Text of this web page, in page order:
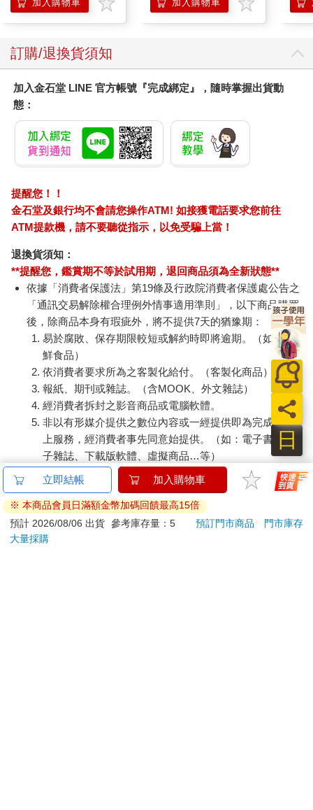
Ｑ目前在地球上的人有第一次投生到地球來的嗎？
Ｑ從這個世界轉世到另一個世界時，靈會保留祂在這個世界獲得
的智慧嗎？
靈：「一定會，智慧是不會失去的．只是取決於其進步程度和肉
身性質，也許無法用同樣的方式顯現智慧。」
Ｑ靈能自行選擇要居住於哪個新世界嗎？
靈：「不是每次都能選擇，但可以提出要求，前提是要達到一定
Ｑ如果靈沒提出要求，那由什麼決定祂投生到哪個世界？
靈：「祂的進步程度。」
Ｑ特定靈魂與特定肉身的結合是事先注定，或到最後一刻才選擇
進入哪個肉身？
靈：「哪個靈要進入哪個肉身，永遠是預先注定的。靈在選擇自
己要接受哪種考驗時，就會要求投胎轉世，而無所不知、無所不
見的上帝，已預先看見並知道了這個靈要與哪個肉身結合。」
Ｑ靈能獲准選擇自己要進入哪個肉身，或只可選擇能給祂所需考
驗的人生？
靈：「祂或許也能選擇肉身，因為只要能成功克服一路上的障
礙，既定肉身的不完美便是能促進其進步的考驗。雖然這種選擇
不一定全由祂決定，但可以提出要求，也許會獲准。」
Ｑ某個靈魂會與某個肉身結合，永遠是上帝的安排嗎？
靈：「就像靈必須歷經不同考驗，有時確實是上帝的安排，尤其
是靈仍太落後，無法明智地自行決定時。為了贖罪，靈可能要與
某個孩子的肉身結合，受制於其出生環境及在世上的位置，那將
成為一種懲罰手段。」
Ｑ人過完這一世後，至少能保證來世的磨難不會比今生多吧？
加入購物車 加入購物車
訂購/退換貨須知
加入金石堂 LINE 官方帳號『完成綁定』，隨時掌握出貨動
態：
提醒您！！
金石堂及銀行均不會請您操作ATM! 如接獲電話要求您前往
ATM提款機，請不要聽從指示，以免受騙上當！
退換貨須知：
**提醒您，鑑賞期不等於試用期，退回商品須為全新狀態**
依據「消費者保護法」第19條及行政院消費者保護處公告之
「通訊交易解除權合理例外情事適用準則」，以下商品購買
後，除商品本身有瑕疵外，將不提供7天的猶豫期：
易於腐敗、保存期限較短或解約時即將逾期。（如：生
鮮食品）
依消費者要求所為之客製化給付。（客製化商品）
報紙、期刊或雜誌。（含MOOK、外文雜誌）
經消費者拆封之影音商品或電腦軟體。
非以有形媒介提供之數位內容或一經提供即為完成之線
上服務，經消費者事先同意始提供。（如：電子書、電
子雜誌、下載版軟體、虛擬商品…等）
已拆封之個人衛生用品。（如：內衣褲、刮鬍刀、除毛
刀…等）
若非上列種類商品，均享有到貨7天的猶豫期（含例假
日）。
辦理退換貨時，商品（組合商品恕無法接受單獨退貨）必須
立即結帳 加入購物車
※ 本商品會員日滿額金幣加碼回饋最高15倍
預計 2026/08/06 出貨 參考庫存量：5 預訂門市商品
門市庫存
大量採購
日